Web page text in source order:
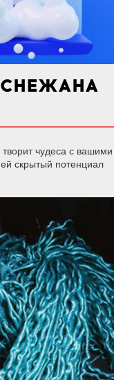
чудеса с вашими
скрытый потенциал